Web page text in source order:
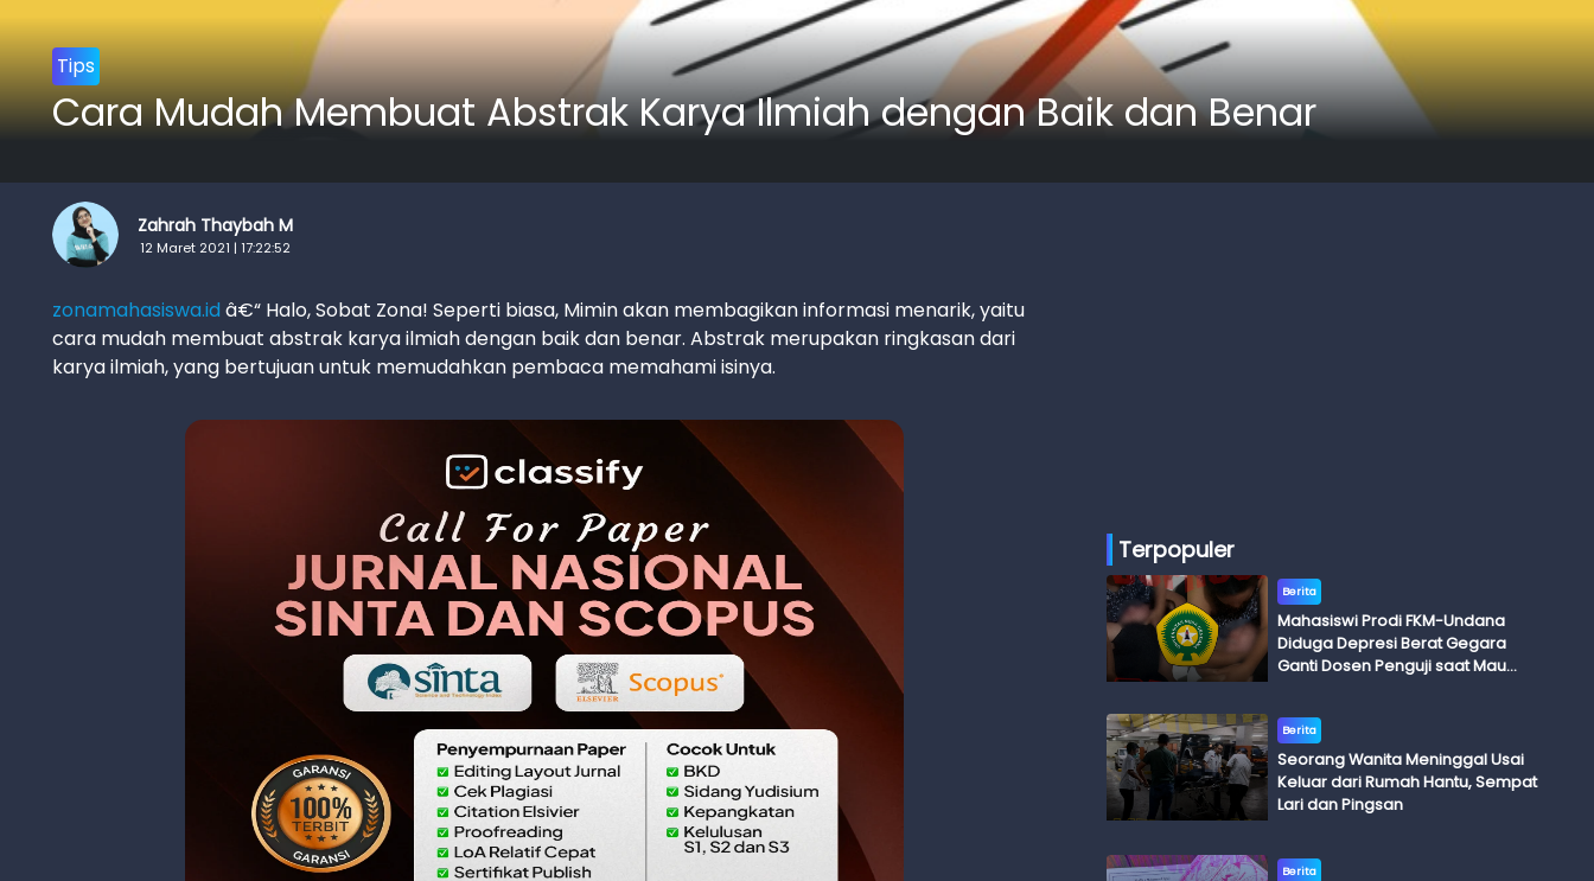
Tips
Cara Mudah Membuat Abstrak Karya Ilmiah dengan Baik dan Benar
Zahrah Thaybah M
12 Maret 2021 | 17:22:52
zonamahasiswa.id â€“ Halo, Sobat Zona! Seperti biasa, Mimin akan membagikan informasi menarik, yaitu
cara mudah membuat abstrak karya ilmiah dengan baik dan benar. Abstrak merupakan ringkasan dari
karya ilmiah, yang bertujuan untuk memudahkan pembaca memahami isinya.
Terpopuler
Berita
Mahasiswi Prodi FKM-Undana
Diduga Depresi Berat Gegara
Ganti Dosen Penguji saat Mau
Berita
Seorang Wanita Meninggal Usai
Keluar dari Rumah Hantu, Sempat
Lari dan Pingsan
Berita